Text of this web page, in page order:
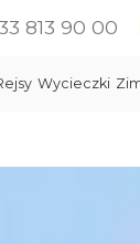
813 90 00
Wycieczki